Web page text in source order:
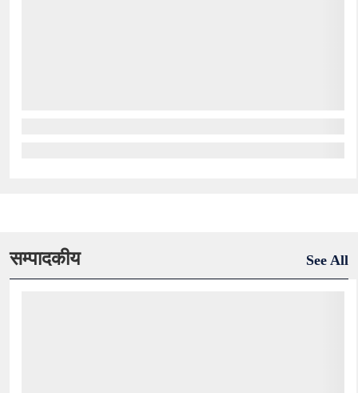
सम्पादकीय See All